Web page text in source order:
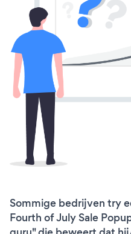
Sommige bedrijven try
Fourth of July Sale